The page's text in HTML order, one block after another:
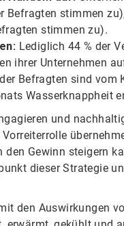
Befragten stimmen
stimmen zu).
Lediglich 44 % der
ihrer Unternehmen
Befragten sind vom
Wasserknappheit
und
Gewinn steigern
dieser Strategie
den Auswirkungen